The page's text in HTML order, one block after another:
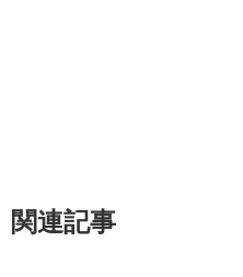
関連記事